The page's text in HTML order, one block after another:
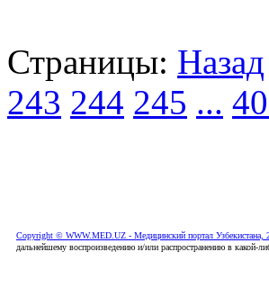
Страницы: Назад
243 244 245 ...
Copyright © WWW.MED.UZ - Медицинский портал Узбекистана,
дальнейшему воспроизведению и/или распространению в какой-